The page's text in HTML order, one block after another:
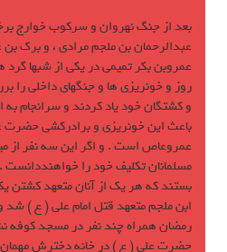
بعد از جنگ نهروان و سرکوب خوارج
عبدالرحمان بن ملجم مرادی ، و برک بن
عمروبن بکر تميمی در يکی از شبها
روز و خونريزي ها و جنگهای داخلی را
و کشتگان خود ياد کردند و سرانجام
باعث اين خونريزی و برادرکشی حضرت
عمروعاص است . و اگر اين سه نفر از
مسلمانان تکليف خود را
بستند که هر يک از آنان متعهد کشتن
ابن ملجم متعهد قتل امام علی ( ع )
رمضان همراه چند نفر در مسجد
حضرت علی ( ع ) در خانه دخترش مهمان